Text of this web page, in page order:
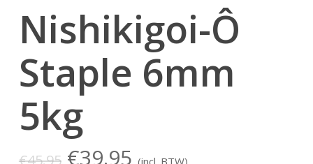
Nishikigoi-Ô
Staple 6mm
5kg
Oorspronkelijke
€39.95Huidige